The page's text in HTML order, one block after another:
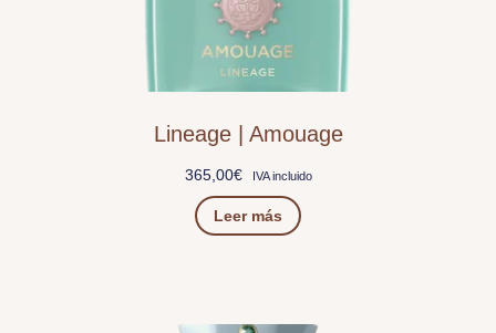
Lineage | Amouage
365,00€ IVA incluido
Leer más